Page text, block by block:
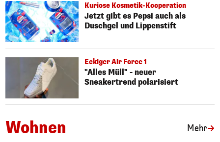
Kuriose Kosmetik-Kooperation
Jetzt gibt es Pepsi auch als
Duschgel und Lippenstift
Eckiger Air Force 1
"Alles Müll" - neuer
Sneakertrend polarisiert
Wohnen Mehr